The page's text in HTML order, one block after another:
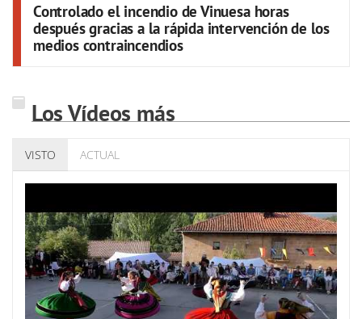
Controlado el incendio de Vinuesa horas
después gracias a la rápida intervención de los
medios contraincendios
Los Vídeos más
VISTO ACTUAL